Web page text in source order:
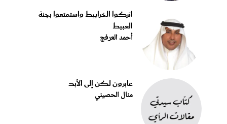
اتركوا الخرابيط واستمتعوا بجنة
العبيط
أحمد العرفج
عابرون لكن إلى الأبد
منال الحصيني